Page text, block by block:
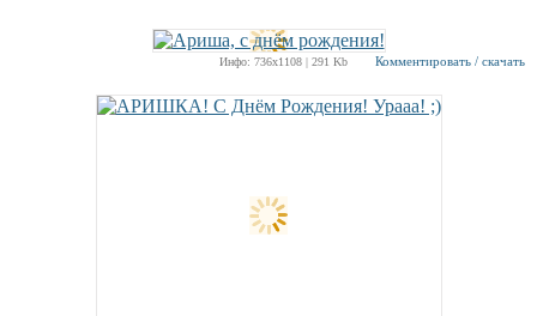
Инфо: 736х1108 | 291 Kb Комментировать / скачать